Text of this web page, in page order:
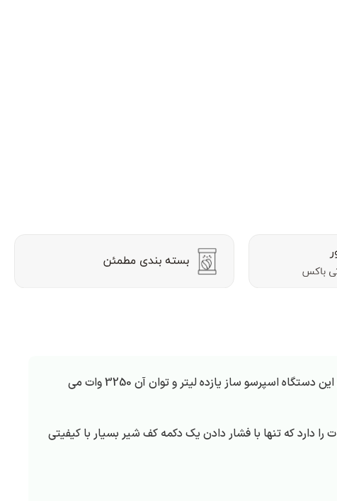
یک اسپرسو ساز صنعتی برای مصارف بالا می باشد که محصولی از ایتالیا است. ظرفیت مخزن این دستگاه اسپرسو ساز یازده لیتر و توان آن 3250 وات می
دارد که تنها با فشار دادن یک دکمه کف شیر بسیار با کیفیتی